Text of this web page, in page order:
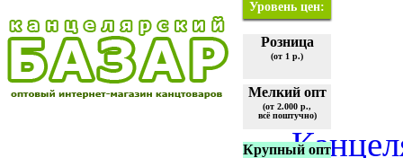
Уровень цен:
Розница
(от 1 р.)
Мелкий опт
(от 2.000 р.,
всё поштучно)
Крупный опт